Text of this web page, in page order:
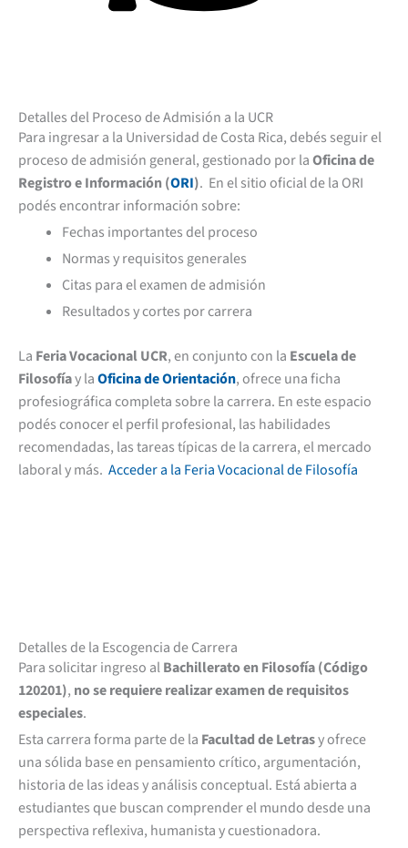
Detalles del Proceso de Admisión a la UCR
Para ingresar a la Universidad de Costa Rica, debés seguir el
proceso de admisión general, gestionado por laOficina de
Registro e Información (ORI). En el sitio oficial de la ORI
podés encontrar información sobre:
Fechas importantes del proceso
Normas y requisitos generales
Citas para el examen de admisión
Resultados y cortes por carrera
La Feria Vocacional UCR, en conjunto con la Escuela de
Filosofíay laOficina de Orientación, ofrece una ficha
profesiográfica completa sobre la carrera. En este espacio
podés conocer el perfil profesional, las habilidades
recomendadas, las tareas típicas de la carrera, el mercado
laboral y más. Acceder a la Feria Vocacional de Filosofía
Detalles de la Escogencia de Carrera
Para solicitar ingreso alBachillerato en Filosofía (Código
120201), no se requiere realizar examen de requisitos
especiales.
Esta carrera forma parte de la Facultad de Letrasy ofrece
una sólida base en pensamiento crítico, argumentación,
historia de las ideas y análisis conceptual. Está abierta a
estudiantes que buscan comprender el mundo desde una
perspectiva reflexiva, humanista y cuestionadora.